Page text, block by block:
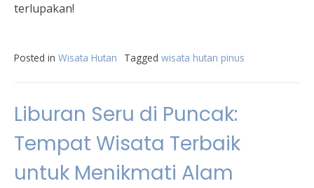
terlupakan!
Posted in Wisata Hutan Tagged wisata hutan pinus
Liburan Seru di Puncak:
Tempat Wisata Terbaik
untuk Menikmati Alam